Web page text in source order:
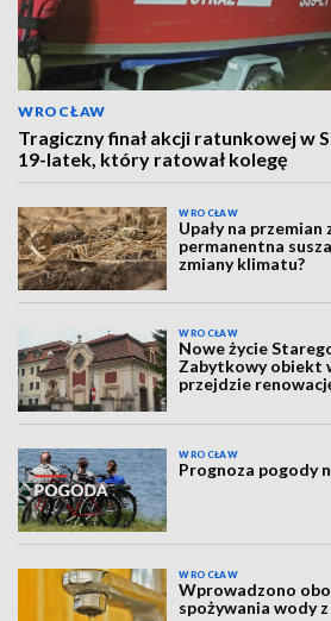
WROCŁAW
Tragiczny finał akcji ratunkowej w
19-latek, który ratował kolegę
WROCŁAW
Upały na
permanentna
zmiany klimatu?
WROCŁAW
Nowe życie
Zabytkowy obiekt
przejdzie
WROCŁAW
Prognoza pogody
WROCŁAW
Wprowadzono
spożywania wody